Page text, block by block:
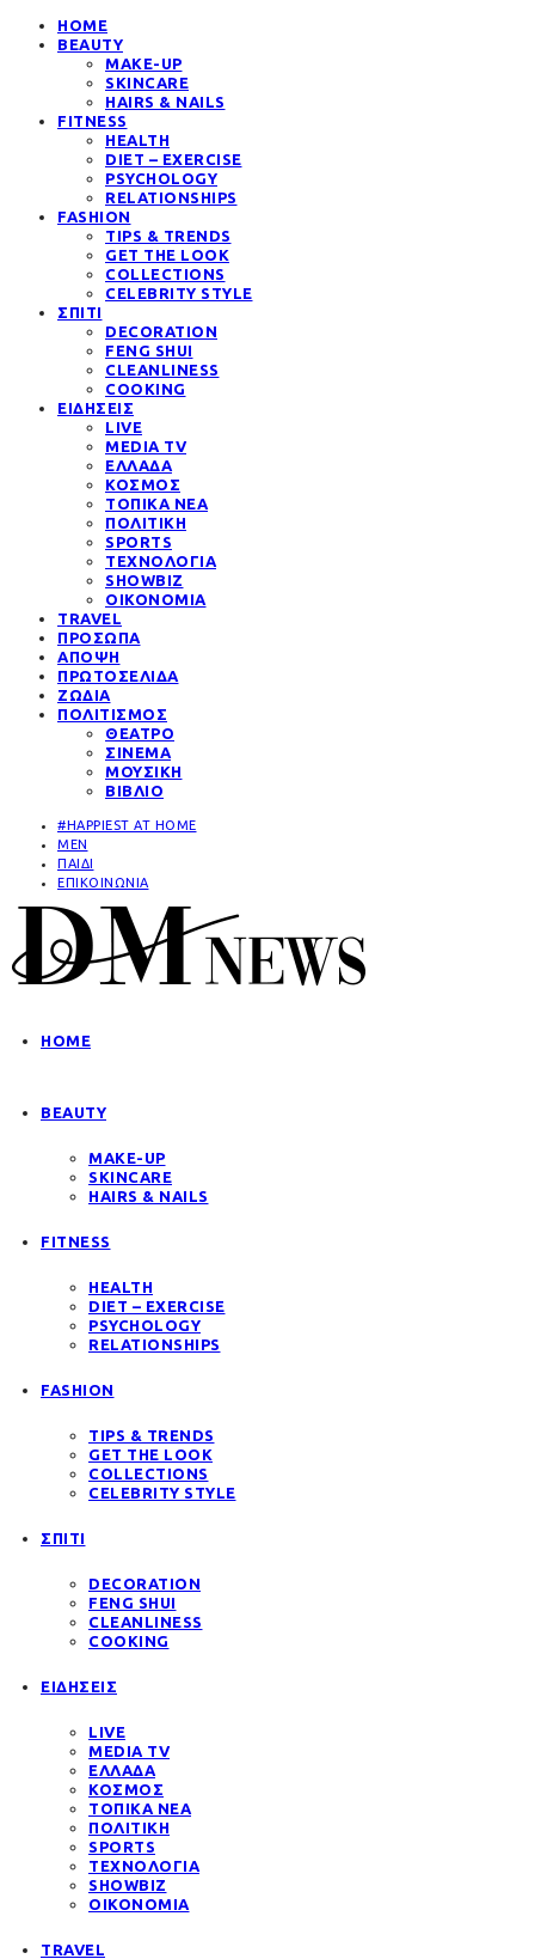
HOME
BEAUTY
MAKE-UP
SKINCARE
HAIRS & NAILS
FITNESS
HEALTH
DIET – EXERCISE
PSYCHOLOGY
RELATIONSHIPS
FASHION
TIPS & TRENDS
GET THE LOOK
COLLECTIONS
CELEBRITY STYLE
ΣΠΙΤΙ
DECORATION
FENG SHUI
CLEANLINESS
COOKING
ΕΙΔΗΣΕΙΣ
LIVE
MEDIA TV
ΕΛΛΑΔΑ
ΚΟΣΜΟΣ
ΤΟΠΙΚΑ ΝΕΑ
ΠΟΛΙΤΙΚΗ
SPORTS
ΤΕΧΝΟΛΟΓΙΑ
SHOWBIZ
ΟΙΚΟΝΟΜΙΑ
TRAVEL
ΠΡΟΣΩΠΑ
ΑΠΟΨΗ
ΠΡΩΤΟΣΕΛΙΔΑ
ΖΩΔΙΑ
ΠΟΛΙΤΙΣΜΟΣ
ΘΕΑΤΡΟ
ΣΙΝΕΜΑ
ΜΟΥΣΙΚΗ
ΒΙΒΛΙΟ
#HAPPIEST AT HOME
MEN
ΠΑΙΔΙ
ΕΠΙΚΟΙΝΩΝΙΑ
HOME
BEAUTY
MAKE-UP
SKINCARE
HAIRS & NAILS
FITNESS
HEALTH
DIET – EXERCISE
PSYCHOLOGY
RELATIONSHIPS
FASHION
TIPS & TRENDS
GET THE LOOK
COLLECTIONS
CELEBRITY STYLE
ΣΠΙΤΙ
DECORATION
FENG SHUI
CLEANLINESS
COOKING
ΕΙΔΗΣΕΙΣ
LIVE
MEDIA TV
ΕΛΛΑΔΑ
ΚΟΣΜΟΣ
ΤΟΠΙΚΑ ΝΕΑ
ΠΟΛΙΤΙΚΗ
SPORTS
ΤΕΧΝΟΛΟΓΙΑ
SHOWBIZ
ΟΙΚΟΝΟΜΙΑ
TRAVEL